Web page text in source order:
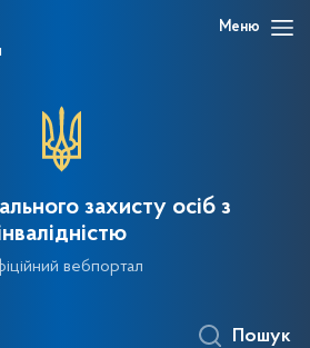
Меню
захисту осіб з
вебпортал
Пошук